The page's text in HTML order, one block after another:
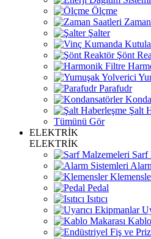
Ölçme
Şalter
Şönt
Parafudr
Şalt
Tümünü Gör
ELEKTRİK
ELEKTRİK
Sarf
Pedal
Isıtıcı